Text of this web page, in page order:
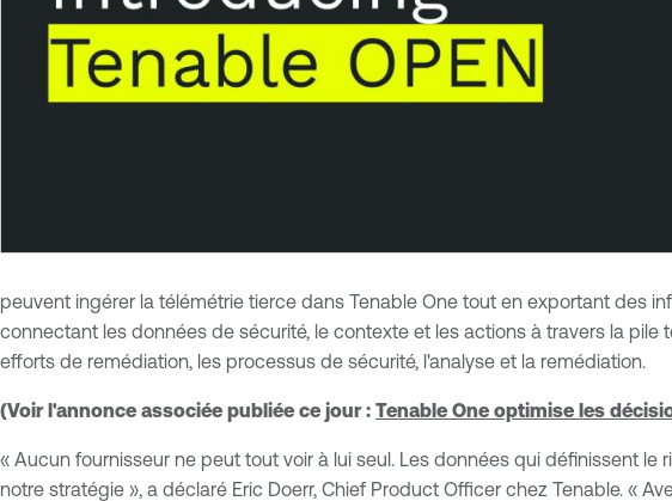
peuvent ingérer la télémétrie tierce dans Tenable One tout en exportant des
connectant les données de sécurité, le contexte et les actions à travers la
efforts de remédiation, les processus de sécurité, l'analyse et la remédiation.
(Voir l'annonce associée publiée ce jour : Tenable One optimise les
« Aucun fournisseur ne peut tout voir à lui seul. Les données qui définissent
notre stratégie », a déclaré Eric Doerr, Chief Product Officer chez Tenable. «